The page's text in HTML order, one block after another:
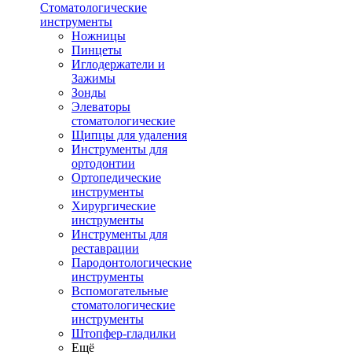
Стоматологические
инструменты
Ножницы
Пинцеты
Иглодержатели и
Зажимы
Зонды
Элеваторы
стоматологические
Щипцы для удаления
Инструменты для
ортодонтии
Ортопедические
инструменты
Хирургические
инструменты
Инструменты для
реставрации
Пародонтологические
инструменты
Вспомогательные
стоматологические
инструменты
Штопфер-гладилки
Ещё